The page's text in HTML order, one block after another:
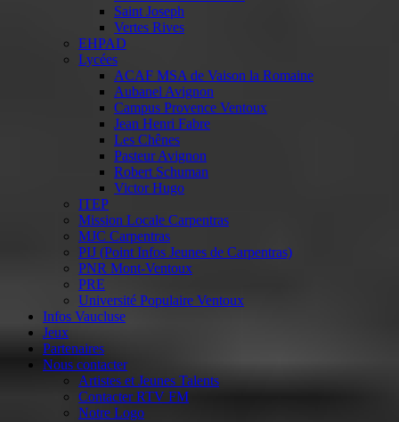
Saint Joseph
Vertes Rives
EHPAD
Lycées
ACAF MSA de Vaison la Romaine
Aubanel Avignon
Campus Provence Ventoux
Jean Henri Fabre
Les Chênes
Pasteur Avignon
Robert Schuman
Victor Hugo
ITEP
Mission Locale Carpentras
MJC Carpentras
PIJ (Point Infos Jeunes de Carpentras)
PNR Mont-Ventoux
PRE
Université Populaire Ventoux
Infos Vaucluse
Jeux
Partenaires
Nous contacter
Artistes et Jeunes Talents
Contacter RTV FM
Notre Logo